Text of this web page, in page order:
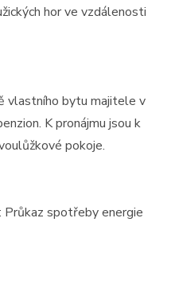
hor ve vzdálenosti
vlastního bytu majitele v
K pronájmu jsou k
pokoje.
Průkaz spotřeby energie